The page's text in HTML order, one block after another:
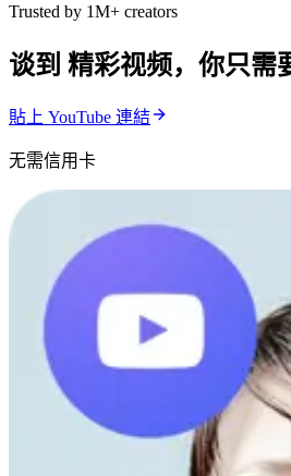
Trusted by 1M+ creators
谈到 精彩视频，你只需
貼上 YouTube 連結
无需信用卡